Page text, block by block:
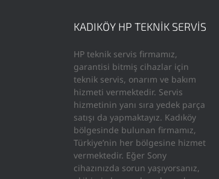
KADIKÖY HP TEKNİK SERVİS
HP teknik servis firmamız,
garantisi bitmiş cihazlar için
teknik servis, onarım ve bakım
hizmeti vermektedir. Servis
hizmetinin yanı sıra yedek parça
satışı da yapmaktayız. Kadıköy
bölgesinde bulunan firmamız,
Türkiye’nin her bölgesine hizmet
vermektedir. Eğer Sony
cihazınızda sorun yaşıyorsanız,